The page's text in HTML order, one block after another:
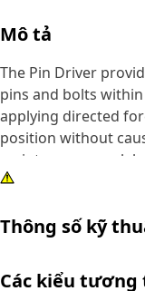
Mô tả
The Pin Driver
pins and bolts
applying directed
position without
maintenance work
reducing the effort
tasks. The tool
components can be
Thông số kỹ
Các kiểu tương